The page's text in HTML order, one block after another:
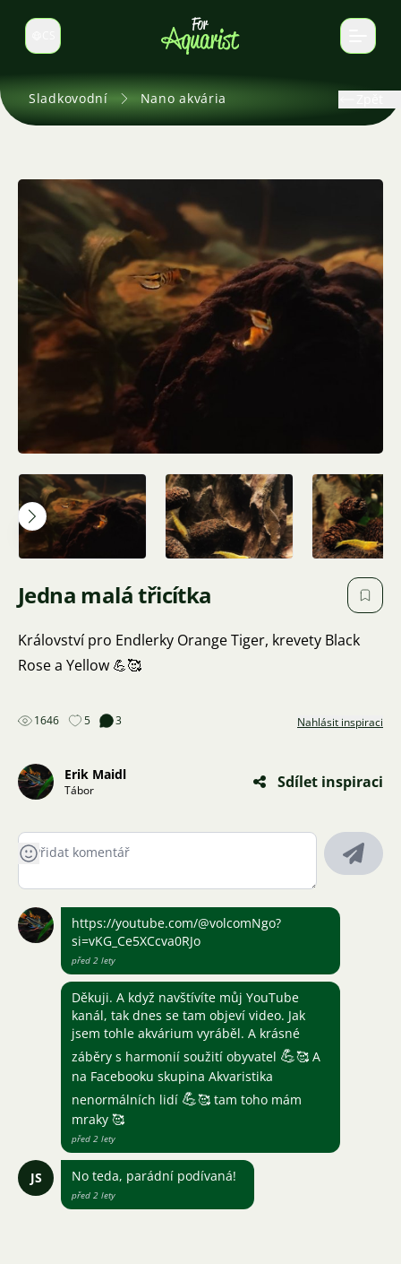
Select language
Sladkovodní Nano akvária
Jedna malá třicítka
Království pro Endlerky Orange Tiger, krevety Black
Rose a Yellow 💪🥰
1646 5 3 Nahlásit inspiraci
Erik Maidl
Tábor Sdílet inspiraci
https://youtube.com/@volcomNgo?
si=vKG_Ce5XCcva0RJo
před 2 lety
Děkuji. A když navštívíte můj YouTube
kanál, tak dnes se tam objeví video. Jak
jsem tohle akvárium vyráběl. A krásné
záběry s harmonií soužití obyvatel 💪🥰 A
na Facebooku skupina Akvaristika
nenormálních lidí 💪🥰 tam toho mám
mraky 🥰
před 2 lety
JS No teda, parádní podívaná!
před 2 lety